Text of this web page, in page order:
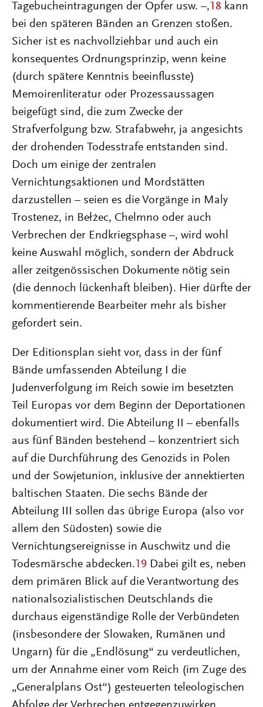
Tagebucheintragungen der Opfer usw. –, 18 kann
bei den späteren Bänden an Grenzen stoßen.
Sicher ist es nachvollziehbar und auch ein
konsequentes Ordnungsprinzip, wenn keine
(durch spätere Kenntnis beeinflusste)
Memoirenliteratur oder Prozessaussagen
beigefügt sind, die zum Zwecke der
Strafverfolgung bzw. Strafabwehr, ja angesichts
der drohenden Todesstrafe entstanden sind.
Doch um einige der zentralen
Vernichtungsaktionen und Mordstätten
darzustellen – seien es die Vorgänge in Maly
Trostenez, in Bełżec, Chelmno oder auch
Verbrechen der Endkriegsphase –, wird wohl
keine Auswahl möglich, sondern der Abdruck
aller zeitgenössischen Dokumente nötig sein
(die dennoch lückenhaft bleiben). Hier dürfte der
kommentierende Bearbeiter mehr als bisher
gefordert sein.
Der Editionsplan sieht vor, dass in der fünf
Bände umfassenden Abteilung I die
Judenverfolgung im Reich sowie im besetzten
Teil Europas vor dem Beginn der Deportationen
dokumentiert wird. Die Abteilung II – ebenfalls
aus fünf Bänden bestehend – konzentriert sich
auf die Durchführung des Genozids in Polen
und der Sowjetunion, inklusive der annektierten
baltischen Staaten. Die sechs Bände der
Abteilung III sollen das übrige Europa (also vor
allem den Südosten) sowie die
Vernichtungsereignisse in Auschwitz und die
Todesmärsche abdecken. 19 Dabei gilt es, neben
dem primären Blick auf die Verantwortung des
nationalsozialistischen Deutschlands die
durchaus eigenständige Rolle der Verbündeten
(insbesondere der Slowaken, Rumänen und
Ungarn) für die „Endlösung“ zu verdeutlichen,
um der Annahme einer vom Reich (im Zuge des
„Generalplans Ost“) gesteuerten teleologischen